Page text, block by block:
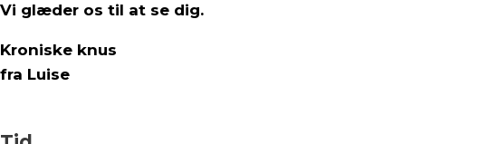
Vi glæder os til at se dig.
Kroniske knus
fra Luise